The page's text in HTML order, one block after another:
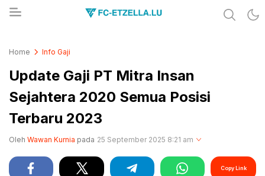
Home Info Gaji
Update Gaji PT Mitra Insan
Sejahtera 2020 Semua Posisi
Terbaru 2023
Oleh Wawan Kurnia pada 25 September 2025 8:21 am
Copy Link